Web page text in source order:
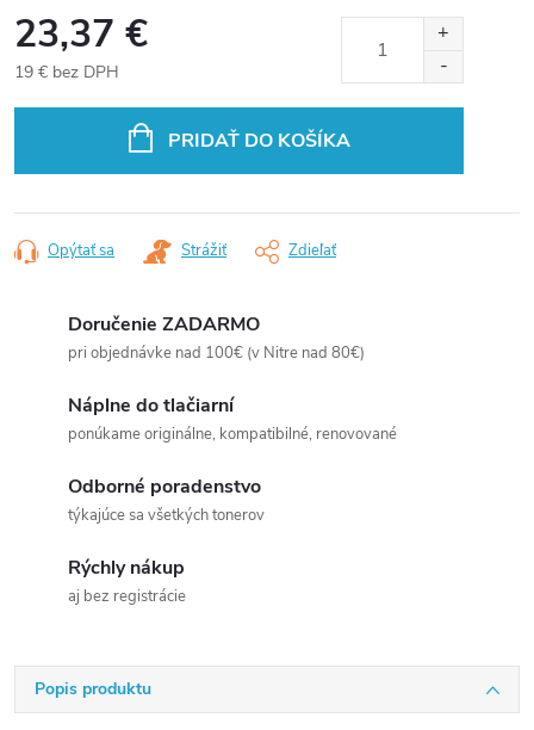
23,37 €
19 € bez DPH
PRIDAŤ DO KOŠÍKA
Opýtať sa Strážiť Zdieľať
Doručenie ZADARMO
pri objednávke nad 100€ (v Nitre nad 80€)
Náplne do tlačiarní
ponúkame originálne, kompatibilné, renovované
Odborné poradenstvo
týkajúce sa všetkých tonerov
Rýchly nákup
aj bez registrácie
Popis produktu